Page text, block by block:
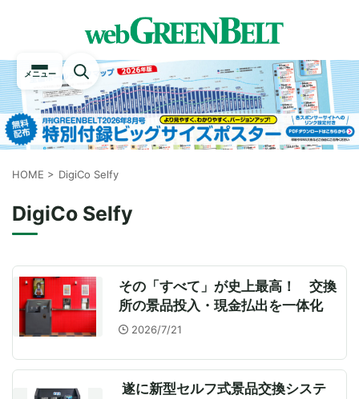
メニュー
HOME > DigiCo Selfy
DigiCo Selfy
その「すべて」が史上最高！ 交換
所の景品投入・現金払出を一体化
2026/7/21
遂に新型セルフ式景品交換システ